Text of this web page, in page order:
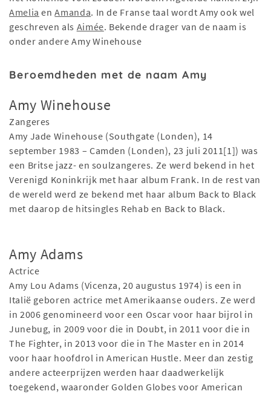
Amelia enAmanda. In de Franse taal wordt Amy ook wel
geschreven als Aimée. Bekende drager van de naam is
onder andere Amy Winehouse
Beroemdheden met de naam Amy
Amy Winehouse
Zangeres
Amy Jade Winehouse (Southgate (Londen), 14
september 1983 – Camden (Londen), 23 juli 2011[1]) was
een Britse jazz- en soulzangeres. Ze werd bekend in het
Verenigd Koninkrijk met haar album Frank. In de rest van
de wereld werd ze bekend met haar album Back to Black
met daarop de hitsingles Rehab en Back to Black.
Amy Adams
Actrice
Amy Lou Adams (Vicenza, 20 augustus 1974) is een in
Italië geboren actrice met Amerikaanse ouders. Ze werd
in 2006 genomineerd voor een Oscar voor haar bijrol in
Junebug, in 2009 voor die in Doubt, in 2011 voor die in
The Fighter, in 2013 voor die in The Master en in 2014
voor haar hoofdrol in American Hustle. Meer dan zestig
andere acteerprijzen werden haar daadwerkelijk
toegekend, waaronder Golden Globes voor American